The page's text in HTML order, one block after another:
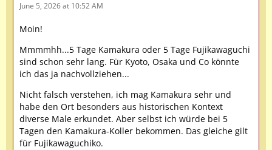
June 5, 2026 at 10:52 AM
Moin!
Mmmmhh...5 Tage Kamakura oder 5 Tage Fujikawaguchi
sind schon sehr lang. Für Kyoto, Osaka und Co könnte
ich das ja nachvollziehen...
Nicht falsch verstehen, ich mag Kamakura sehr und
habe den Ort besonders aus historischen Kontext
diverse Male erkundet. Aber selbst ich würde bei 5
Tagen den Kamakura-Koller bekommen. Das gleiche gilt
für Fujikawaguchiko.